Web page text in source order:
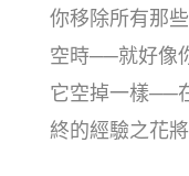
你移除所有那
空時──就好像
它空掉一樣──
終的經驗之花